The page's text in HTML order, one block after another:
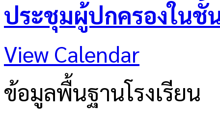
ประชุมผู้ปกครองในชั้
View Calendar
ข้อมูลพื้นฐานโรงเรียน